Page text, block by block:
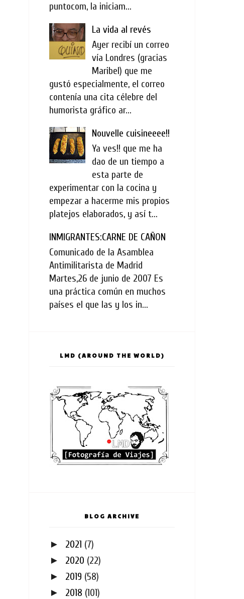
puntocom, la iniciam...
La vida al revés
Ayer recibí un correo
vía Londres (gracias
Maribel) que me
gustó especialmente, el correo
contenía una cita célebre del
humorista gráfico ar...
Nouvelle cuisineeee!!
Ya ves!! que me ha
dao de un tiempo a
esta parte de
experimentar con la cocina y
empezar a hacerme mis propios
platejos elaborados, y así t...
INMIGRANTES:CARNE DE CAÑON
Comunicado de la Asamblea
Antimilitarista de Madrid
Martes,26 de junio de 2007 Es
una práctica común en muchos
países el que las y los in...
LMD (AROUND THE WORLD)
BLOG ARCHIVE
► 2021 (7)
► 2020 (22)
► 2019 (58)
► 2018 (101)